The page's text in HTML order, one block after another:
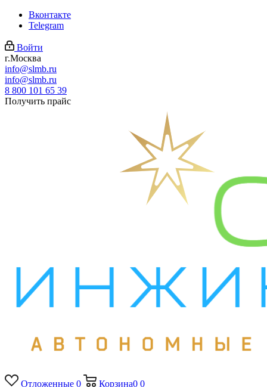
Вконтакте
Telegram
Войти
г.Москва
info@slmb.ru
info@slmb.ru
8 800 101 65 39
Получить прайс
Отложенные 0 Корзина0 0